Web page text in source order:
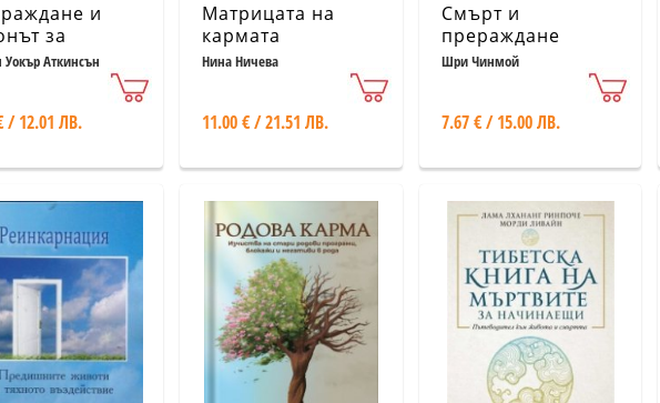
и
за
Аткинсън
/ 12.01 ЛВ.
Матрицата на
кармата
Нина Ничева
11.00 € / 21.51 ЛВ.
Смърт и
прераждане
Шри Чинмой
7.67 € / 15.00 ЛВ.